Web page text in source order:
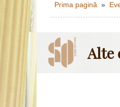
Prima pagină »
Alte